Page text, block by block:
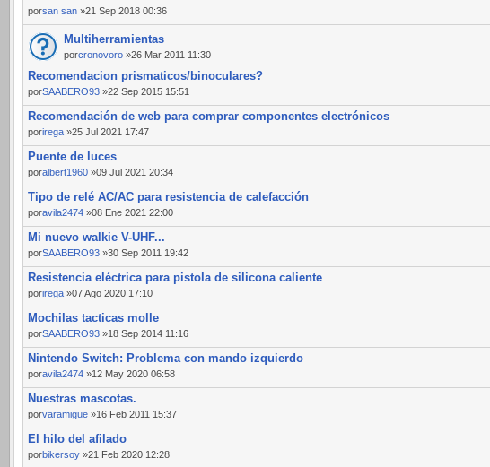
porsan san »21 Sep 2018 00:36
Multiherramientas
porcronovoro »26 Mar 2011 11:30
Recomendacion prismaticos/binoculares?
porSAABERO93 »22 Sep 2015 15:51
Recomendación de web para comprar componentes electrónicos
porirega »25 Jul 2021 17:47
Puente de luces
poralbert1960 »09 Jul 2021 20:34
Tipo de relé AC/AC para resistencia de calefacción
poravila2474 »08 Ene 2021 22:00
Mi nuevo walkie V-UHF...
porSAABERO93 »30 Sep 2011 19:42
Resistencia eléctrica para pistola de silicona caliente
porirega »07 Ago 2020 17:10
Mochilas tacticas molle
porSAABERO93 »18 Sep 2014 11:16
Nintendo Switch: Problema con mando izquierdo
poravila2474 »12 May 2020 06:58
Nuestras mascotas.
porvaramigue »16 Feb 2011 15:37
El hilo del afilado
porbikersoy »21 Feb 2020 12:28